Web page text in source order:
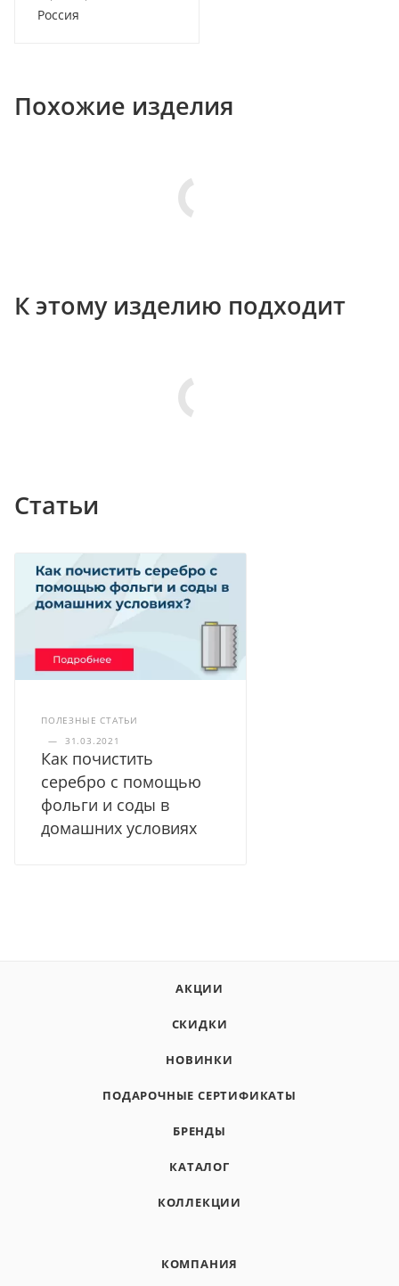
Россия
Похожие изделия
К этому изделию подходит
Статьи
ПОЛЕЗНЫЕ СТАТЬИ
—
31.03.2021
Как почистить
серебро с помощью
фольги и соды в
домашних условиях
АКЦИИ
СКИДКИ
НОВИНКИ
ПОДАРОЧНЫЕ СЕРТИФИКАТЫ
БРЕНДЫ
КАТАЛОГ
КОЛЛЕКЦИИ
КОМПАНИЯ